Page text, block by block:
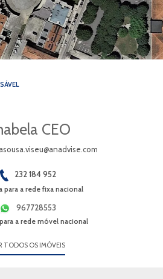
CEO
232 184 952
para a rede fixa nacional
967728553
a rede móvel nacional
TODOS OS IMÓVEIS